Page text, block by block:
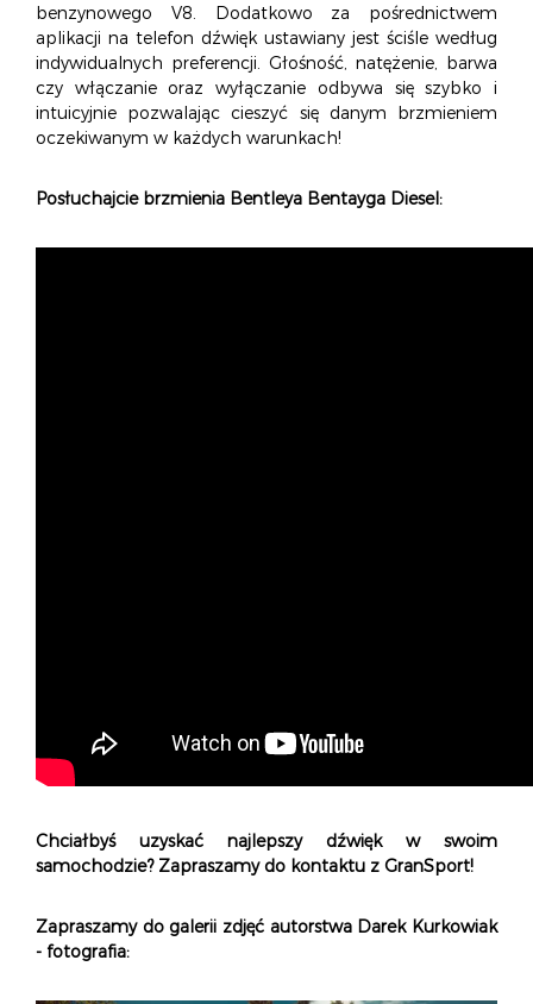
benzynowego V8. Dodatkowo za pośrednictwem
aplikacji na telefon dźwięk ustawiany jest ściśle według
indywidualnych preferencji. Głośność, natężenie, barwa
czy włączanie oraz wyłączanie odbywa się szybko i
intuicyjnie pozwalając cieszyć się danym brzmieniem
oczekiwanym w każdych warunkach!
Posłuchajcie brzmienia Bentleya Bentayga Diesel:
Chciałbyś uzyskać najlepszy dźwięk w swoim
samochodzie? Zapraszamy do kontaktu z GranSport!
Zapraszamy do galerii zdjęć autorstwa Darek Kurkowiak
- fotografia: